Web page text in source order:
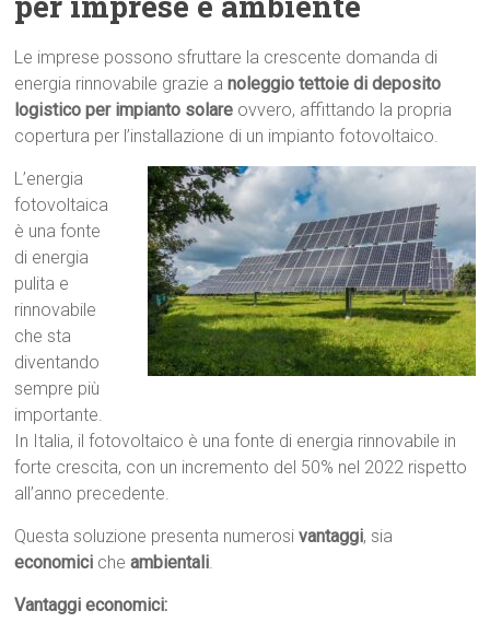
Le imprese possono sfruttare la crescente domanda di
energia rinnovabile grazie anoleggio tettoie di deposito
logistico per impianto solare ovvero, affittando la propria
copertura per l’installazione di un impianto fotovoltaico.
L’energia
fotovoltaica
è una fonte
di energia
pulita e
rinnovabile
che sta
diventando
sempre più
importante.
In Italia, il fotovoltaico è una fonte di energia rinnovabile in
forte crescita, con un incremento del 50% nel 2022 rispetto
all’anno precedente.
Questa soluzione presenta numerosivantaggi, sia
economici cheambientali.
Vantaggi economici: